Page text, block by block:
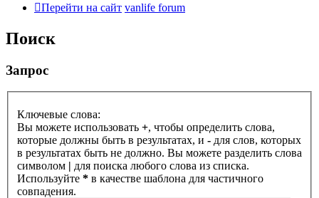
Перейти на сайт vanlife forum
Поиск
Запрос
Ключевые слова:
Вы можете использовать +, чтобы определить слова,
которые должны быть в результатах, и - для слов, которых
в результатах быть не должно. Вы можете разделить слова
символом | для поиска любого слова из списка.
Используйте * в качестве шаблона для частичного
совпадения.